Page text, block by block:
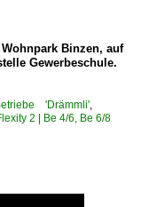
Binzen, auf
Gewerbeschule.
'Drämmli'
2 | Be 4/6, Be 6/8